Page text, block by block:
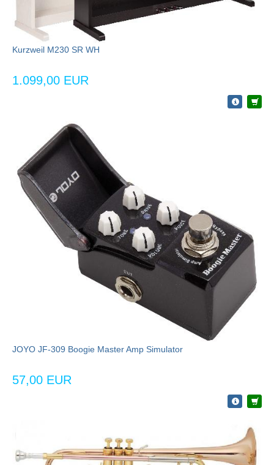
Kurzweil M230 SR WH
1.099,00 EUR
JOYO JF-309 Boogie Master Amp Simulator
57,00 EUR